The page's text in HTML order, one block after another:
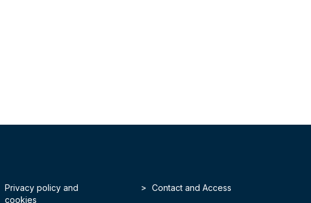
Privacy policy and
cookies
Contact and Access